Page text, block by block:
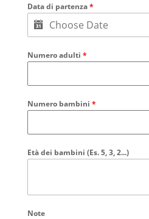
Data di partenza*
Numero adulti *
Numero bambini *
Età dei bambini (Es. 5, 3, 2...)
Note